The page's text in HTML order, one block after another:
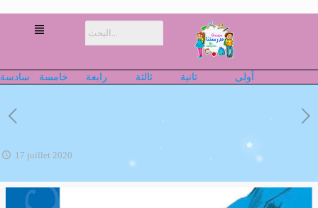
أولى ثانية ثالثة رابعة خامسة سادسة
17 juillet 2020